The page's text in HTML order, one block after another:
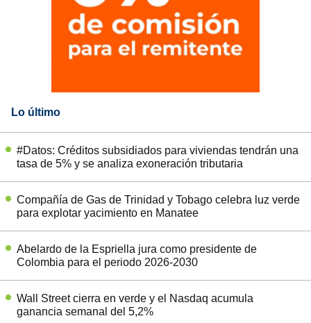
Lo último
#Datos: Créditos subsidiados para viviendas tendrán una
tasa de 5% y se analiza exoneración tributaria
Compañía de Gas de Trinidad y Tobago celebra luz verde
para explotar yacimiento en Manatee
Abelardo de la Espriella jura como presidente de
Colombia para el periodo 2026-2030
Wall Street cierra en verde y el Nasdaq acumula
ganancia semanal del 5,2%